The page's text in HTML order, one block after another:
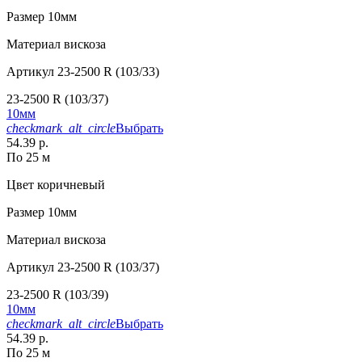
Размер 10мм
Материал вискоза
Артикул 23-2500 R (103/33)
23-2500 R (103/37)
10мм
checkmark_alt_circleВыбрать
54.39 р.
По 25 м
Цвет коричневый
Размер 10мм
Материал вискоза
Артикул 23-2500 R (103/37)
23-2500 R (103/39)
10мм
checkmark_alt_circleВыбрать
54.39 р.
По 25 м